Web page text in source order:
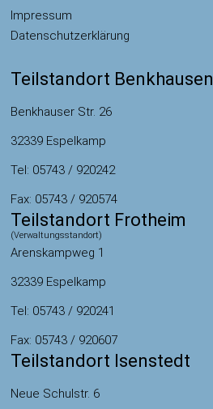
Impressum
Datenschutzerklärung
Teilstandort Benkhausen
Benkhauser Str. 26
32339 Espelkamp
Tel: 05743 / 920242
Fax: 05743 / 920574
Teilstandort Frotheim
(Verwaltungsstandort)
Arenskampweg 1
32339 Espelkamp
Tel: 05743 / 920241
Fax: 05743 / 920607
Teilstandort Isenstedt
Neue Schulstr. 6